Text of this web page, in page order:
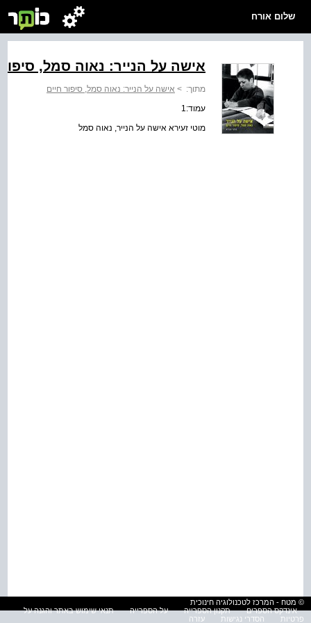
שלום אורח
אישה על הנייר: נאוה סמל,
מתוך: > אישה על הנייר: נאוה סמל, סיפור חיים
עמוד:1
מוטי זעירא אישה על הנייר, נאוה סמל
© מטח - המרכז לטכנולוגיה חינוכית
אינדקס הספרים
תקנון הספרייה על הספרייה
תנאי שימוש באתר והגנה על
פרטיות
הסדרי נגישות עזרה